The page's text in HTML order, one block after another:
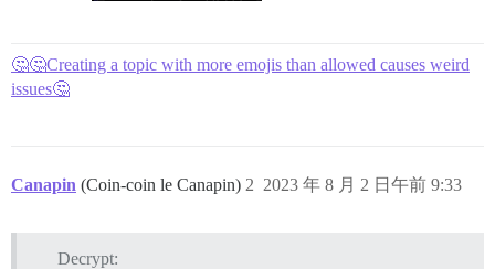
🤔🤔Creating a topic with more emojis than allowed causes weird
issues🤔
Canapin (Coin-coin le Canapin) 2023 年 8 月 2 日午前 9:33
2
Decrypt: